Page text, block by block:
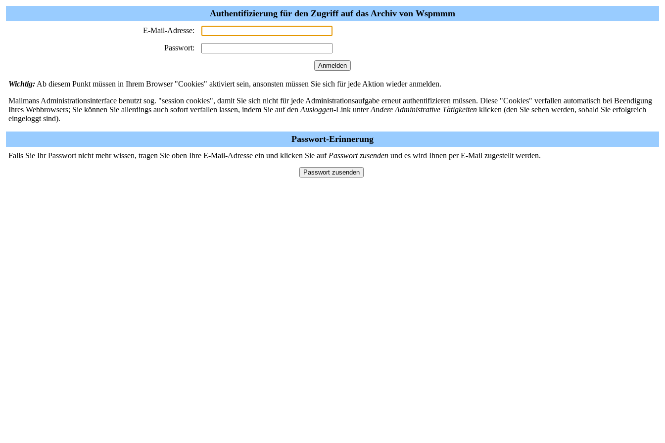
Authentifizierung für den Zugriff auf das Archiv von Wspmmm
E-Mail-Adresse:
Passwort:
Wichtig: Ab diesem Punkt müssen in Ihrem Browser "Cookies" aktiviert sein, ansonsten müssen Sie sich für jede Aktion wieder anmelden.
Mailmans Administrationsinterface benutzt sog. "session cookies", damit Sie sich nicht für jede Administrationsaufgabe erneut authentifizieren müssen. Diese "Cookies" verfallen automatisch bei Beendigung
Ihres Webbrowsers; Sie können Sie allerdings auch sofort verfallen lassen, indem Sie auf den Ausloggen-Link unterAndere Administrative Tätigkeiten klicken (den Sie sehen werden, sobald Sie erfolgreich
eingeloggt sind).
Passwort-Erinnerung
Falls Sie Ihr Passwort nicht mehr wissen, tragen Sie oben Ihre E-Mail-Adresse ein und klicken Sie auf Passwort zusenden und es wird Ihnen per E-Mail zugestellt werden.